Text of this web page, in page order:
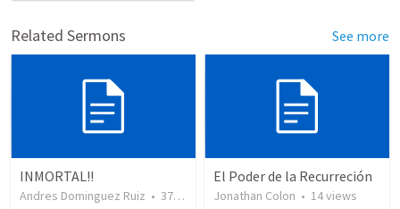
Related Sermons See more
INMORTAL!!
Andres Dominguez Ruiz • 37 views
El Poder de la Recurreción
Jonathan Colon • 14views